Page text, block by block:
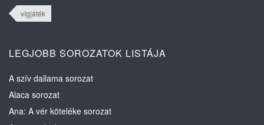
vígjáték
LEGJOBB SOROZATOK LISTÁJA
A szív dallama sorozat
Alaca sorozat
Ana: A vér köteléke sorozat